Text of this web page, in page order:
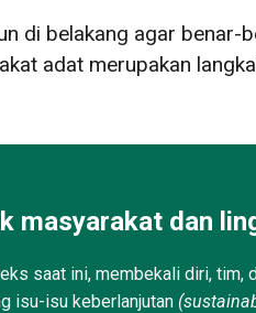
di belakang agar benar-
adat merupakan
masyarakat dan
saat ini, membekali diri, tim,
isu-isu keberlanjutan